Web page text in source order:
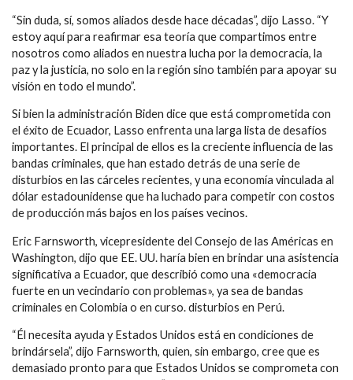
“Sin duda, sí, somos aliados desde hace décadas”, dijo Lasso. “Y
estoy aquí para reafirmar esa teoría que compartimos entre
nosotros como aliados en nuestra lucha por la democracia, la
paz y la justicia, no solo en la región sino también para apoyar su
visión en todo el mundo”.
Si bien la administración Biden dice que está comprometida con
el éxito de Ecuador, Lasso enfrenta una larga lista de desafíos
importantes. El principal de ellos es la creciente influencia de las
bandas criminales, que han estado detrás de una serie de
disturbios en las cárceles recientes, y una economía vinculada al
dólar estadounidense que ha luchado para competir con costos
de producción más bajos en los países vecinos.
Eric Farnsworth, vicepresidente del Consejo de las Américas en
Washington, dijo que EE. UU. haría bien en brindar una asistencia
significativa a Ecuador, que describió como una «democracia
fuerte en un vecindario con problemas», ya sea de bandas
criminales en Colombia o en curso. disturbios en Perú.
“Él necesita ayuda y Estados Unidos está en condiciones de
brindársela”, dijo Farnsworth, quien, sin embargo, cree que es
demasiado pronto para que Estados Unidos se comprometa con